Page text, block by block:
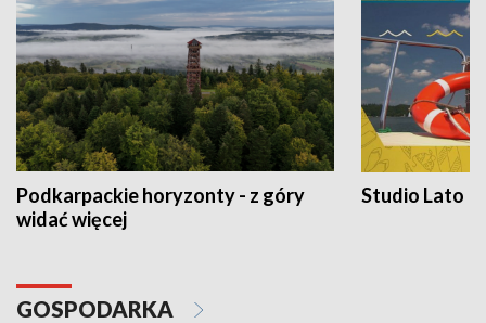
Podkarpackie horyzonty - z góry
widać więcej
Studio Lato
GOSPODARKA